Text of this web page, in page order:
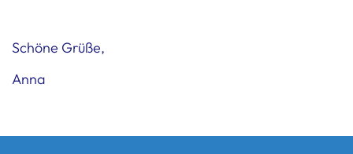
Schöne Grüße,
Anna